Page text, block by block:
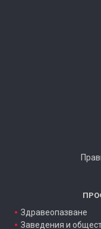
Здравеопазване
Заведения и